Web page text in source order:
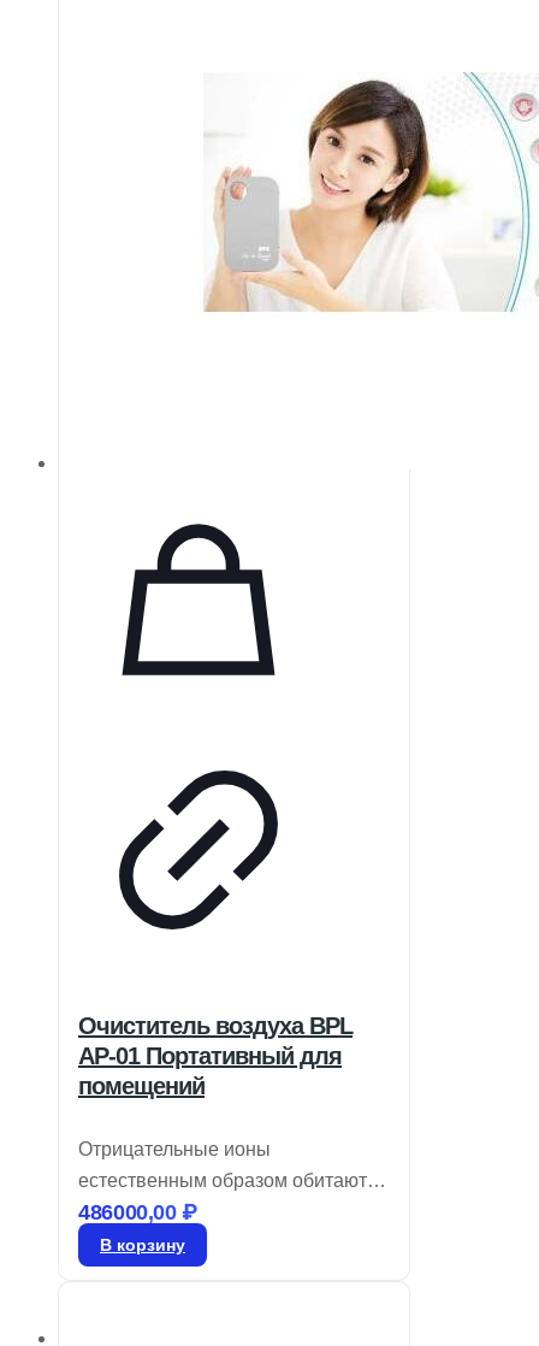
Очиститель воздуха BPL
AP-01 Портативный для
помещений
Отрицательные ионы
естественным образом обитают в
окружающей среде, где вы
вдыхаете чистый воздух.
486000,00₽
В корзину